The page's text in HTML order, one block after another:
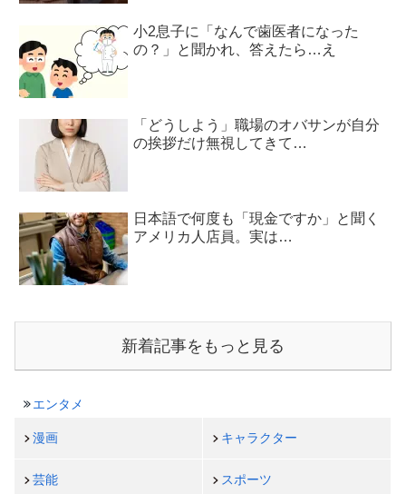
小2息子に「なんで歯医者になった
の？」と聞かれ、答えたら…え
「どうしよう」職場のオバサンが自分
の挨拶だけ無視してきて…
日本語で何度も「現金ですか」と聞く
アメリカ人店員。実は…
新着記事をもっと見る
エンタメ
漫画 キャラクター
芸能 スポーツ